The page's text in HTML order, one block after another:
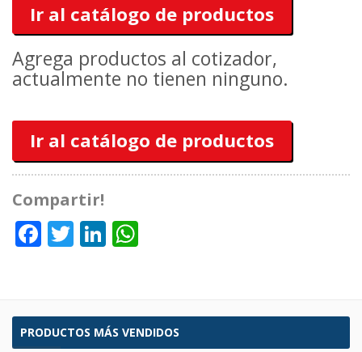
Ir al catálogo de productos
Agrega productos al cotizador,
actualmente no tienen ninguno.
Ir al catálogo de productos
Compartir!
Facebook
TwitterLinkedIn
PRODUCTOS MÁS VENDIDOS